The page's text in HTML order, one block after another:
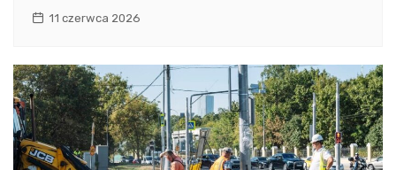
11 czerwca 2026